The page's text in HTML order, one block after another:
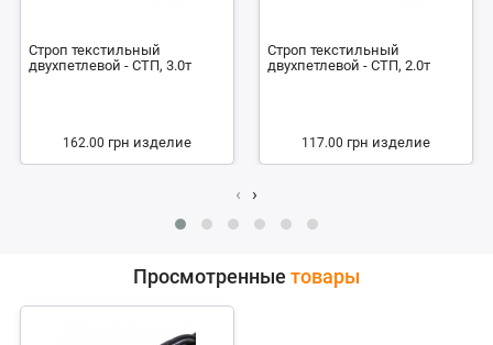
Строп текстильный
двухпетлевой - СТП, 3.0т
162.00 грн изделие
Строп текстильный
двухпетлевой - СТП, 2.0т
117.00 грн изделие
‹ ›
Просмотренные товары